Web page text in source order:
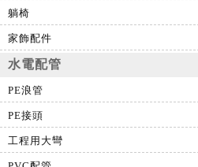
躺椅
家飾配件
水電配管
PE浪管
PE接頭
工程用大彎